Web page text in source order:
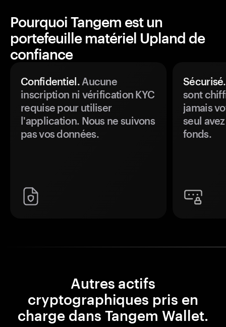
Pourquoi Tangem est un
portefeuille matériel Upland de
confiance
Confidentiel.Aucune
inscription ni vérification KYC
requise pour utiliser
l'application. Nous ne suivons
pas vos données.
Sécurisé.
sont
jamais
seul
fonds.
Autres actifs
cryptographiques pris en
charge dans Tangem Wallet.